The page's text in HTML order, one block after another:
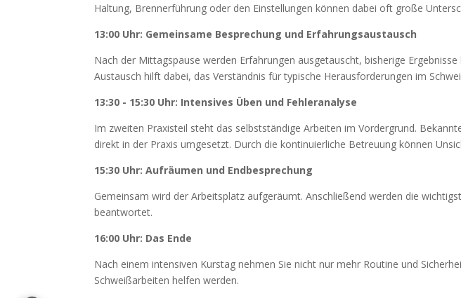
Haltung, Brennerführung oder den Einstellungen können dabei oft große
13:00 Uhr: Gemeinsame Besprechung und Erfahrungsaustausch
Nach der Mittagspause werden Erfahrungen ausgetauscht, bisherige
Austausch hilft dabei, das Verständnis für typische Herausforderungen im
13:30 - 15:30 Uhr: Intensives Üben und Fehleranalyse
Im zweiten Praxisteil steht das selbstständige Arbeiten im Vordergrund.
direkt in der Praxis umgesetzt. Durch die kontinuierliche Betreuung können
15:30 Uhr: Aufräumen und Endbesprechung
Gemeinsam wird der Arbeitsplatz aufgeräumt. Anschließend werden die
beantwortet.
16:00 Uhr: Das Ende
Nach einem intensiven Kurstag nehmen Sie nicht nur mehr Routine und
Schweißarbeiten helfen werden.